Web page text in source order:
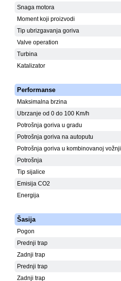
Snaga motora
Moment koji proizvodi
Tip ubrizgavanja goriva
Valve operation
Turbina
Katalizator
Performanse
Maksimalna brzina
Ubrzanje od 0 do 100 Km/h
Potrošnja goriva u gradu
Potrošnja goriva na autoputu
Potrošnja goriva u kombinovanoj vožnji
Potrošnja
Tip sijalice
Emisija CO2
Energija
Šasija
Pogon
Prednji trap
Zadnji trap
Prednji trap
Zadnji trap